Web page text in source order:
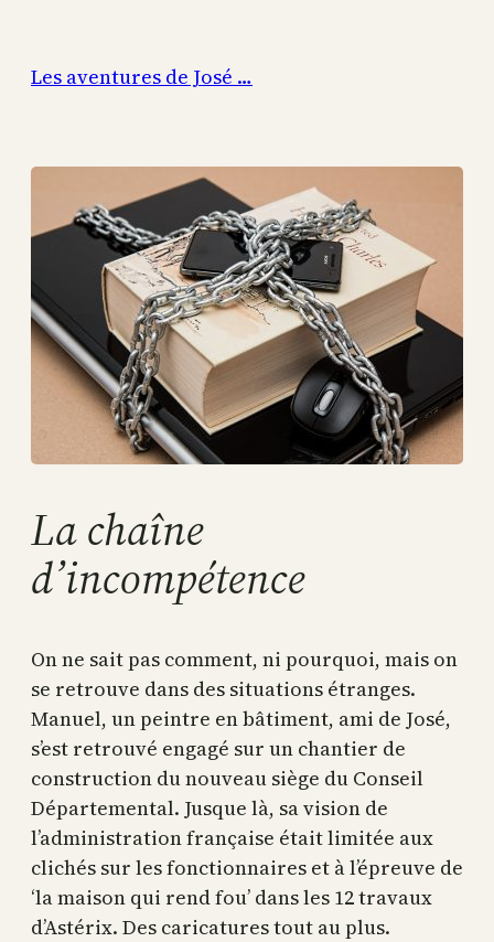
contenu
Les aventures de José …
La chaîne
d’incompétence
On ne sait pas comment, ni pourquoi, mais on
se retrouve dans des situations étranges.
Manuel, un peintre en bâtiment, ami de José,
s’est retrouvé engagé sur un chantier de
construction du nouveau siège du Conseil
Départemental. Jusque là, sa vision de
l’administration française était limitée aux
clichés sur les fonctionnaires et à l’épreuve de
‘la maison qui rend fou’ dans les 12 travaux
d’Astérix. Des caricatures tout au plus.